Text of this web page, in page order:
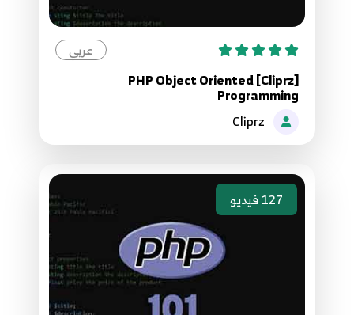
عربي
[Cliprz] PHP Object Oriented
Programming
127فيديو